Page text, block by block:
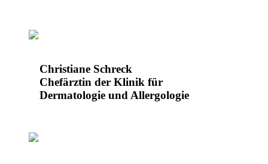
Christiane Schreck
Chefärztin der Klinik für
Dermatologie und Allergologie